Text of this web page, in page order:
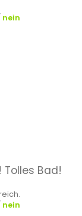
nein
Bad!
nein